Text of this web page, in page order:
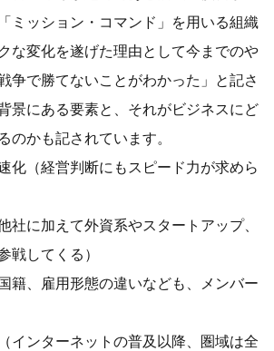
ミッション・コマンド」を用いる組織
な変化を遂げた理由として今までのや
争で勝てないことがわかった」と記さ
景にある要素と、それがビジネスにど
のかも記されています。
化（経営判断にもスピード力が求めら
社に加えて外資系やスタートアップ、
戦してくる）
籍、雇用形態の違いなども、メンバー
インターネットの普及以降、圏域は全